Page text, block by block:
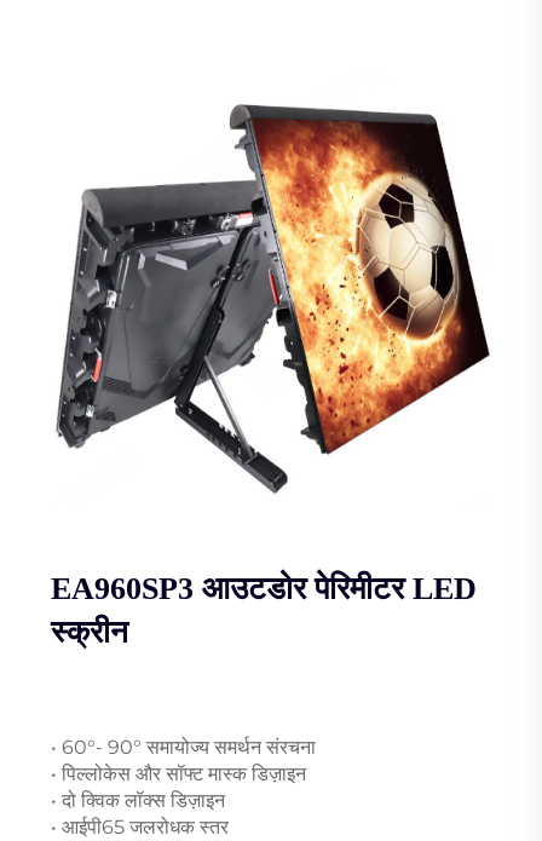
EA960SP3 आउटडोर पेरिमीटर LED
स्क्रीन
• 60°- 90° समायोज्य समर्थन संरचना
• पिल्लोकेस और सॉफ्ट मास्क डिज़ाइन
• दो क्विक लॉक्स डिज़ाइन
• आईपी65 जलरोधक स्तर